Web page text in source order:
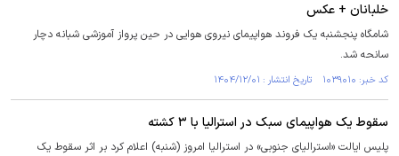
خلبانان + عکس
شامگاه پنجشنبه یک فروند هواپیمای نیروی هوایی در حین پرواز آموزشی شبانه دچار
سانحه شد.
کد خبر: ۱۰۳۹۰۱۰ تاریخ انتشار : ۱۴۰۴/۱۲/۰۱
سقوط یک هواپیمای سبک در استرالیا با ۳ کشته
پلیس ایالت «استرالیای جنوبی» در استرالیا امروز (شنبه) اعلام کرد بر اثر سقوط یک